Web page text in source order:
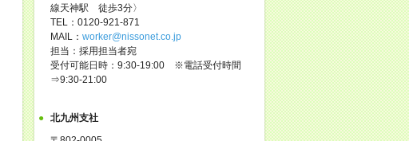
線天神駅 徒歩3分〉
TEL：0120-921-871
MAIL： worker@nissonet.co.jp
担当：採用担当者宛
受付可能日時：9:30-19:00 ※電話受付時間
⇒9:30-21:00
北九州支社